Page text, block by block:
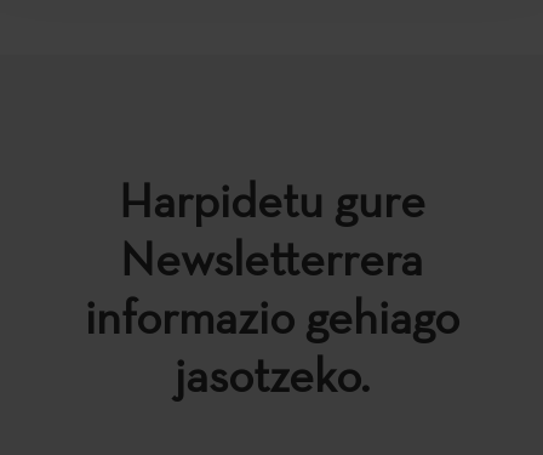
Harpidetu gure
Newsletterrera
informazio gehiago
jasotzeko.